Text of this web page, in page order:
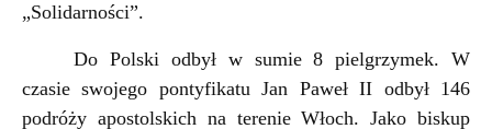
„Solidarności”.
Do Polski odbył w sumie 8 pielgrzymek.
W
czasie swojego pontyfikatu Jan Paweł II odbył 146
podróży apostolskich na terenie Włoch. Jako biskup